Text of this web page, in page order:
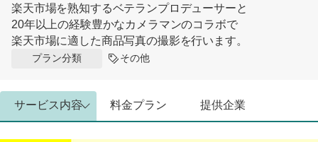
楽天市場を熟知するベテランプロデューサーと
20年以上の経験豊かなカメラマンのコラボで
楽天市場に適した商品写真の撮影を行います。
プラン分類 その他
サービス内容 料金プラン 提供企業